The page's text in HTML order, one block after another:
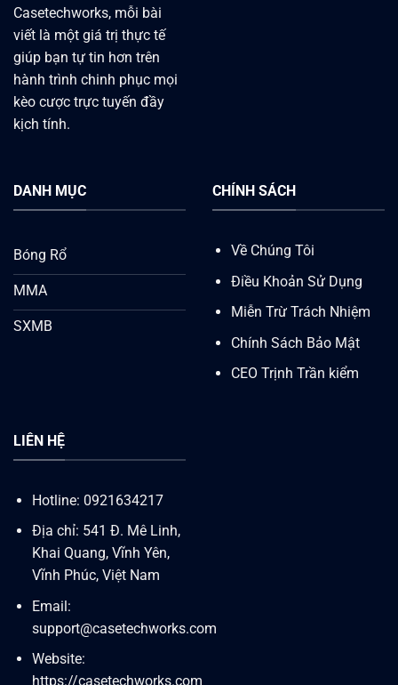
Casetechworks, mỗi bài
viết là một giá trị thực tế
giúp bạn tự tin hơn trên
hành trình chinh phục mọi
kèo cược trực tuyến đầy
kịch tính.
DANH MỤC
Bóng Rổ
MMA
SXMB
CHÍNH SÁCH
Về Chúng Tôi
Điều Khoản Sử Dụng
Miễn Trừ Trách Nhiệm
Chính Sách Bảo Mật
CEO Trịnh Trần kiểm
LIÊN HỆ
Hotline: 0921634217
Địa chỉ: 541 Đ. Mê Linh,
Khai Quang, Vĩnh Yên,
Vĩnh Phúc, Việt Nam
Email:
support@casetechworks.com
Website:
https://casetechworks.com